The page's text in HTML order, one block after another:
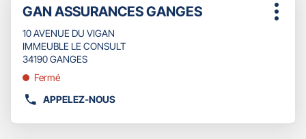
ET
MATHIEU
TÉLÉPHONE
DU
POINT
DE
VENTE
GAN
TOULOUSE
ETIENNE
sur
touche
ENTRÉE
pour
obtenir
plus
Point
vente
:
GAN ASSURANCES GANGES
10 AVENUE DU VIGAN
IMMEUBLE LE CONSULT
34190 GANGES
Fermé
APPELEZ-NOUS
AFFICHER
Plus